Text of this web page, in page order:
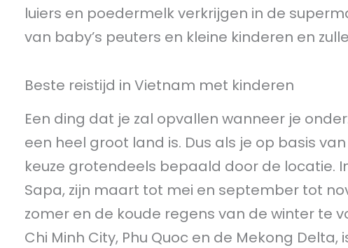
luiers en poedermelk verkrijgen in de
van baby’s peuters en kleine kinderen en
Beste reistijd in Vietnam met kinderen
Een ding dat je zal opvallen wanneer je
een heel groot land is. Dus als je op basis
keuze grotendeels bepaald door de locatie.
Sapa, zijn maart tot mei en september tot
zomer en de koude regens van de winter te
Chi Minh City, Phu Quoc en de Mekong